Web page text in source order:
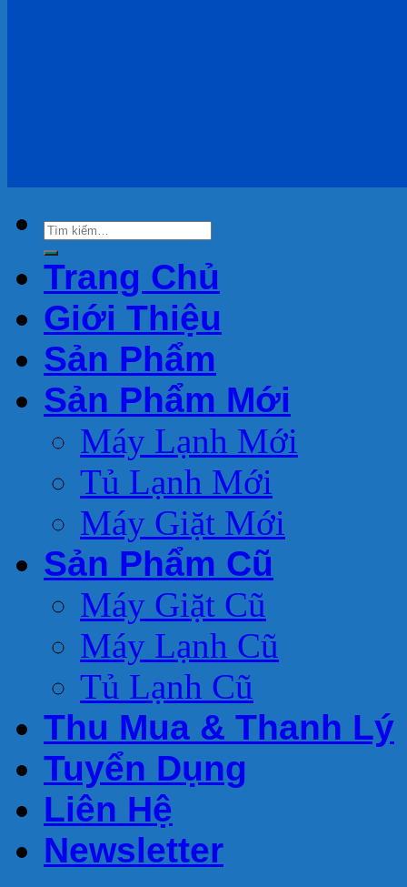
Trang Chủ
Giới Thiệu
Sản Phẩm
Sản Phẩm Mới
Máy Lạnh Mới
Tủ Lạnh Mới
Máy Giặt Mới
Sản Phẩm Cũ
Máy Giặt Cũ
Máy Lạnh Cũ
Tủ Lạnh Cũ
Thu Mua & Thanh Lý
Tuyển Dụng
Liên Hệ
Newsletter